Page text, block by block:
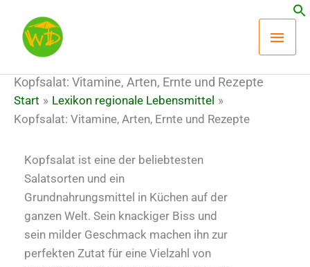
Inhalt
springen
Kopfsalat: Vitamine, Arten, Ernte und Rezepte
Start
Lexikon regionale Lebensmittel
Kopfsalat: Vitamine, Arten, Ernte und Rezepte
Kopfsalat ist eine der beliebtesten
Salatsorten und ein
Grundnahrungsmittel in Küchen auf der
ganzen Welt. Sein knackiger Biss und
sein milder Geschmack machen ihn zur
perfekten Zutat für eine Vielzahl von